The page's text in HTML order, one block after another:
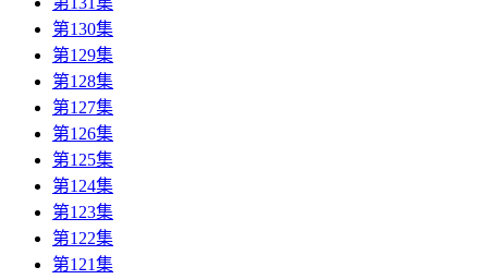
第130集
第129集
第128集
第127集
第126集
第125集
第124集
第123集
第122集
第121集